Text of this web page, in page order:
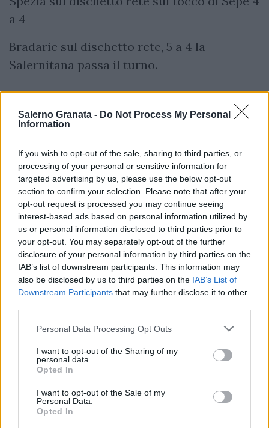
Salerno Granata - Do Not Process My Personal
Information
If you wish to opt-out of the sale, sharing to third parties, or
processing of your personal or sensitive information for
targeted advertising by us, please use the below opt-out
section to confirm your selection. Please note that after your
opt-out request is processed you may continue seeing
interest-based ads based on personal information utilized by
us or personal information disclosed to third parties prior to
your opt-out. You may separately opt-out of the further
disclosure of your personal information by third parties on the
IAB’s list of downstream participants. This information may
also be disclosed by us to third parties on the IAB’s List of
Downstream Participants that may further disclose it to other
Personal Data Processing Opt Outs
I want to opt-out of the Sharing of my
personal data.
Opted In
I want to opt-out of the Sale of my
Personal Data.
Opted In
a 4
Bradaric sul dischetto rete, 5 a 4 la
Salernitana passa il turno.